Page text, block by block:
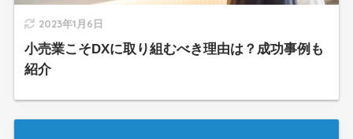
2023年1月6日
小売業こそDXに取り組むべき理由は？成功事例も
紹介